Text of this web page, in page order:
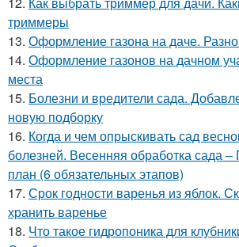
триммеры
13. Оформление газона на даче.
14. Оформление газонов на дачном
места
15. Болезни и вредители сада.
новую подборку
16. Когда и чем опрыскивать сад
болезней. Весенняя обработка
план (6 обязательных этапов)
17. Срок годности варенья из яблок.
хранить варенье
18. Что такое гидропоника для